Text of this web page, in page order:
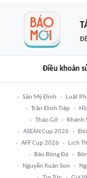
Điều khoản
Sân Mỹ Đình Luật
Trần Đình Tiệp
Tháo Gỡ
Khánh
ASEAN Cup 2026
Đội
AFF Cup 2026
Lịch
Báo Bóng Đá
Nguyễn Xuân Son